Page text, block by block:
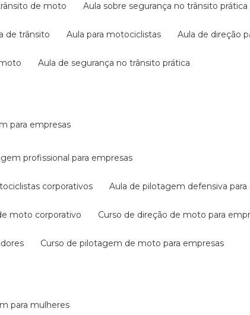
de moto aula sobre segurança no trânsito prática
de trânsito aula para motociclistas aula de direção
aula de segurança no trânsito prática
para empresas
profissional para empresas
corporativos aula de pilotagem defensiva
moto corporativo curso de direção de moto para
curso de pilotagem de moto para empresas
para mulheres